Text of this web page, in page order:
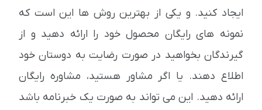
ایجاد کنید. و یکی از بهترین روش ها این است که
نمونه های رایگان محصول خود را ارائه دهید و از
گیرندگان بخواهید در صورت رضایت به دوستان خود
اطلاع دهند. یا اگر مشاور هستید، مشاوره رایگان
ارائه دهید. این می تواند به صورت یک خبرنامه باشد